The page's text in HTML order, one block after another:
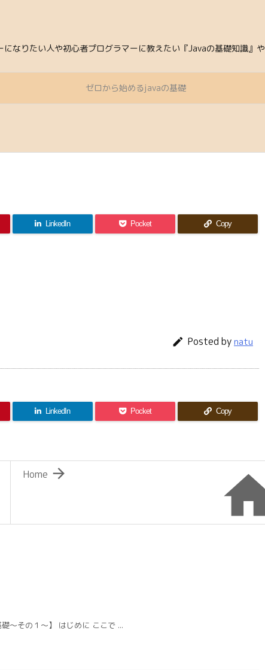
なりたい人や初心者プログラマーに教えたい『Javaの基礎知識』
ゼロから始めるjavaの基礎
LinkedIn Pocket Copy
 Posted bynatu
LinkedIn Pocket Copy

Home
～その１～】 はじめに ここで ...